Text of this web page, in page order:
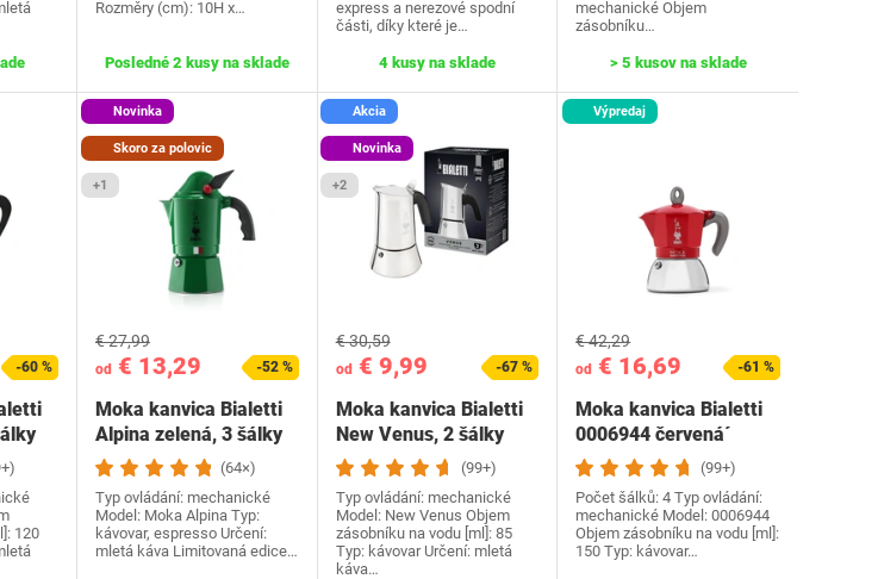
Rozměry (cm): 10H x…
Posledné 2 kusy na sklade
express a nerezové spodní
části, díky které je…
4 kusy na sklade
mechanické Objem
zásobníku…
> 5 kusov na sklade
-60 %
120
Novinka
Skoro za polovic
+1
od€ 13,29
€ 27,99
-52 %
Moka kanvica Bialetti
Alpina zelená, 3 šálky
(64×)
Typ ovládání: mechanické
Model: Moka Alpina Typ:
kávovar, espresso Určení:
mletá káva Limitovaná edice…
Akcia
Novinka
+2
od€ 9,99
€ 30,59
-67 %
Moka kanvica Bialetti
New Venus, 2 šálky
(99+)
Typ ovládání: mechanické
Model: New Venus Objem
zásobníku na vodu [ml]: 85
Typ: kávovar Určení: mletá
káva…
Výpredaj
od € 16,69
€ 42,29
-61 %
Moka kanvica Bialetti
‎0006944 červená´
(99+)
Počet šálků: 4 Typ ovládání:
mechanické Model: ‎0006944
Objem zásobníku na vodu [ml]:
150 Typ: kávovar…